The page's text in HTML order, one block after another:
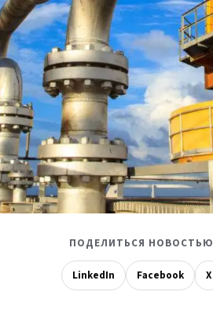
ПОДЕЛИТЬСЯ НОВОСТЬЮ
LinkedIn Facebook X